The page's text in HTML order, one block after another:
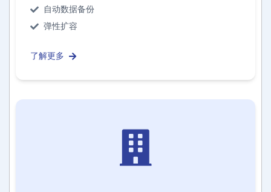
自动数据备份
弹性扩容
了解更多